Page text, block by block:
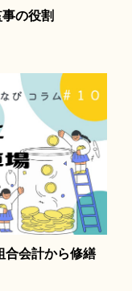
の役割
合会計から修繕